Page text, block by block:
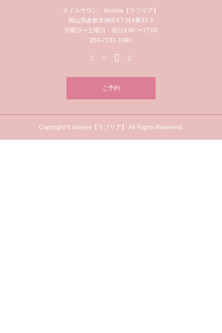
ネイルサロン lovelya【ラブリア】
岡山県倉敷市神田4丁目4番33-3
月曜日〜土曜日・祝日9:00 〜17:00
050-7131-1980
ご予約
Copyright © lovelya【ラブリア】 All Rights Reserved.